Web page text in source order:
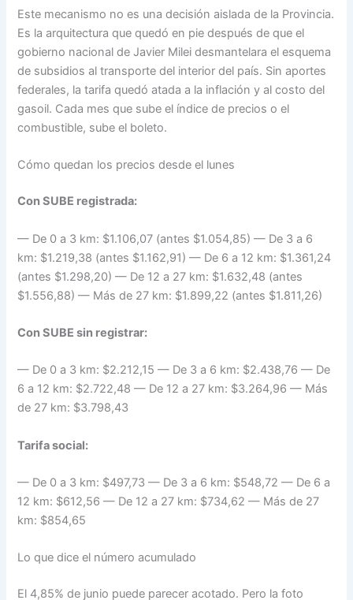
Este mecanismo no es una decisión aislada de la Provincia.
Es la arquitectura que quedó en pie después de que el
gobierno nacional de Javier Milei desmantelara el esquema
de subsidios al transporte del interior del país. Sin aportes
federales, la tarifa quedó atada a la inflación y al costo del
gasoil. Cada mes que sube el índice de precios o el
combustible, sube el boleto.
Cómo quedan los precios desde el lunes
Con SUBE registrada:
— De 0 a 3 km: $1.106,07 (antes $1.054,85) — De 3 a 6
km: $1.219,38 (antes $1.162,91) — De 6 a 12 km: $1.361,24
(antes $1.298,20) — De 12 a 27 km: $1.632,48 (antes
$1.556,88) — Más de 27 km: $1.899,22 (antes $1.811,26)
Con SUBE sin registrar:
— De 0 a 3 km: $2.212,15 — De 3 a 6 km: $2.438,76 — De
6 a 12 km: $2.722,48 — De 12 a 27 km: $3.264,96 — Más
de 27 km: $3.798,43
Tarifa social:
— De 0 a 3 km: $497,73 — De 3 a 6 km: $548,72 — De 6 a
12 km: $612,56 — De 12 a 27 km: $734,62 — Más de 27
km: $854,65
Lo que dice el número acumulado
El 4,85% de junio puede parecer acotado. Pero la foto